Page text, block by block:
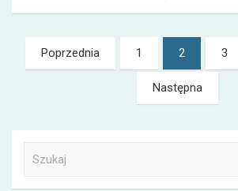
Nawigacja
po
Poprzednia 1 2 3
Następna